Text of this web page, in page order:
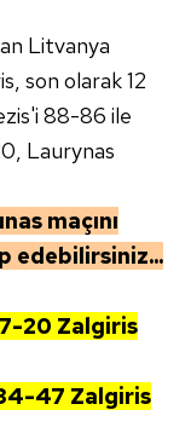
detaylı bilgi
Bilgilendirme
uyarınca
ve sitemizde
ilgili bilgi
Litvanya
son olarak 12
88-86 ile
Laurynas
maçını
edebilirsiniz...
20 Zalgiris
47 Zalgiris